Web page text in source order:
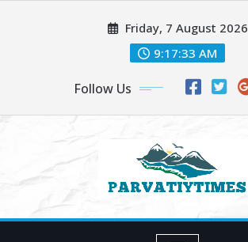
Friday, 7 August 2026
9:17:34 AM
Follow Us